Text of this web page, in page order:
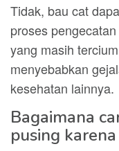
Tidak, bau cat
proses
yang masih
menyebabkan
kesehatan lainnya.
Bagaimana
pusing